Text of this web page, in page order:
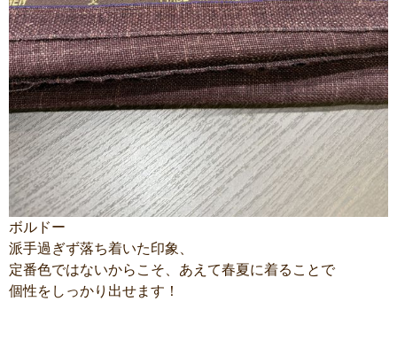
ボルドー
派手過ぎず落ち着いた印象、
定番色ではないからこそ、あえて春夏に着ることで
個性をしっかり出せます！